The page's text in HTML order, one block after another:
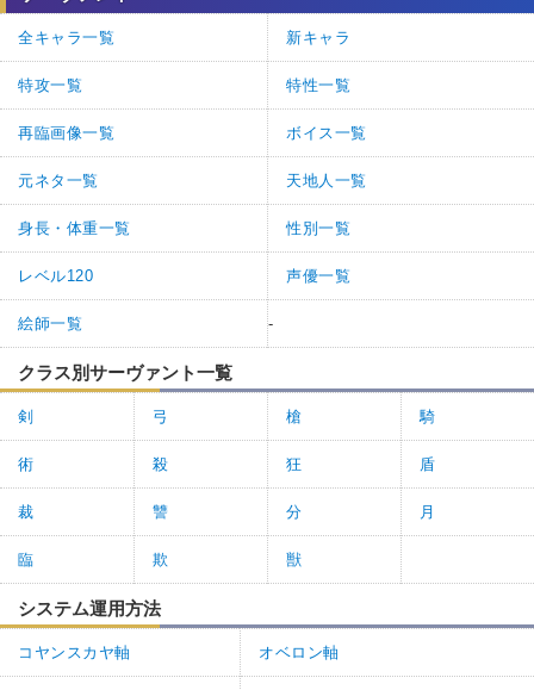
全キャラ一覧 新キャラ
特攻一覧 特性一覧
再臨画像一覧 ボイス一覧
元ネタ一覧 天地人一覧
身長・体重一覧 性別一覧
レベル120 声優一覧
絵師一覧 -
クラス別サーヴァント一覧
剣 弓 槍 騎
術 殺 狂 盾
裁 讐 分 月
臨 欺 獣
システム運用方法
コヤンスカヤ軸 オベロン軸